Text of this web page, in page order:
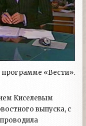
программе «Вести».
Киселевым
выпуска, с